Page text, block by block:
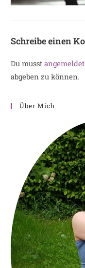
Schreibe einen
Du musstangemeldet
abgeben zu können.
Über Mich